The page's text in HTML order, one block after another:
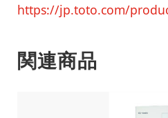
https://jp.toto.com/
関連商品